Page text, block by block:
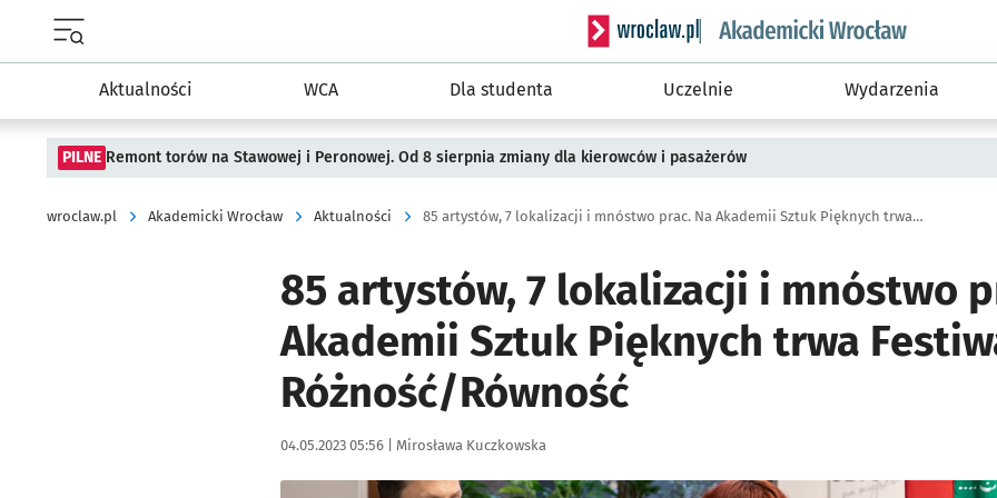
Menu główne portalu wroclaw.pl
Serwis informacyjny wroclaw.pl podserwis:
Aktualności WCA Dla studenta Uczelnie Wydarzenia
PILNE Remont torów na Stawowej i Peronowej. Od 8 sierpnia zmiany dla kierowców i pasażerów
wroclaw.pl Akademicki Wrocław Aktualności 85 artystów, 7 lokalizacji i mnóstwo prac. Na Akademii Sztuk Pięknych trwa Festiwal Różność/Równość
85 artystów, 7 lokalizacji i mnóstwo
Akademii Sztuk Pięknych trwa
Różność/Równość
Data publikacji:
04.05.2023 05:56 | Autor:
Mirosława Kuczkowska
Kliknij, aby powiększyć